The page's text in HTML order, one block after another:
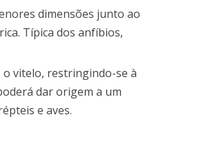
dimensões junto ao
Típica dos anfíbios,
vitelo, restringindo-se à
dar origem a um
e aves.